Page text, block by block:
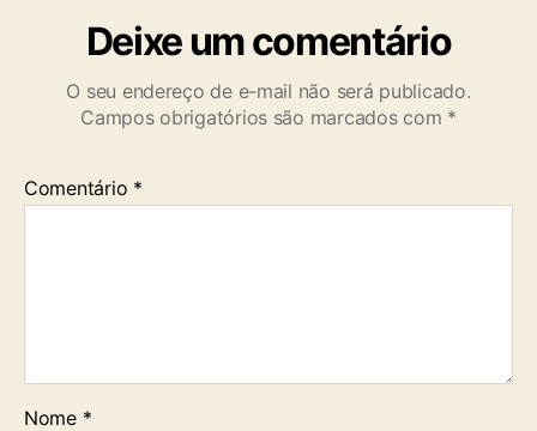
Deixe um comentário
O seu endereço de e-mail não será publicado.
Campos obrigatórios são marcados com *
Comentário *
Nome *